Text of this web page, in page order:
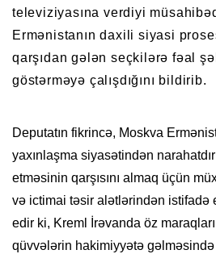
televiziyasına verdiyi
Ermənistanın daxili siyasi
qarşıdan gələn seçkilərə fəal
göstərməyə çalışdığını bildirib.
Deputatın fikrincə, Moskva
yaxınlaşma siyasətindən
etməsinin qarşısını almaq üçün
və ictimai təsir alətlərindən istifadə
edir ki, Kreml İrəvanda öz
qüvvələrin hakimiyyətə gəlməsində